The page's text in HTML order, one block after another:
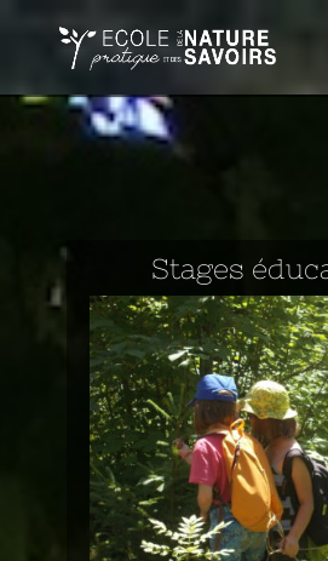
Stages